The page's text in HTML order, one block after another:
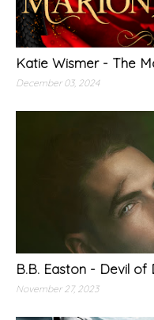
Katie Wismer - The
December 03, 2024
B.B. Easton - Devil of
November 27, 2023